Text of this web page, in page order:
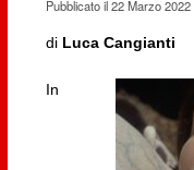
Pubblicato il22 Marzo 2022
di Luca Cangianti
In